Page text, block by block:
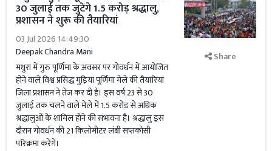
30 जुलाई तक जुटेंगे 1.5 करोड़ श्रद्धालु,
प्रशासन ने शुरू की तैयारियां
03 Jul 2026 14:49:30
Deepak Chandra Mani
मथुरा में गुरु पूर्णिमा के अवसर पर गोवर्धन में आयोजित
होने वाले विश्व प्रसिद्ध मुड़िया पूर्णिमा मेले की तैयारियां
जिला प्रशासन ने तेज कर दी हैं। इस वर्ष 23 से 30
जुलाई तक चलने वाले मेले में 1.5 करोड़ से अधिक
श्रद्धालुओं के शामिल होने की संभावना है। श्रद्धालु इस
दौरान गोवर्धन की 21 किलोमीटर लंबी सप्तकोसी
परिक्रमा करेंगे।
Share